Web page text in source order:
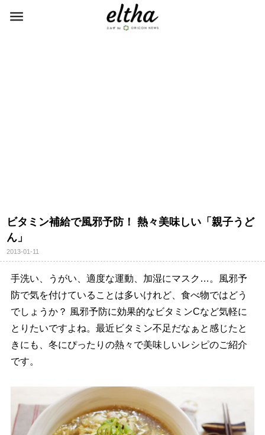
ビタミン補給で風邪予防！ 熱々美味しい「親子うど
ん」
2013-01-11
手洗い、うがい、適度な運動、加湿にマスク…。風邪予
防で気を付けていることは多いけれど、食べ物ではどう
でしょうか？ 風邪予防に効果的なビタミンCなど気軽に
とりたいですよね。最近ビタミン不足だなぁと感じたと
きにも、冬にぴったりの熱々で美味しいレシピのご紹介
です。